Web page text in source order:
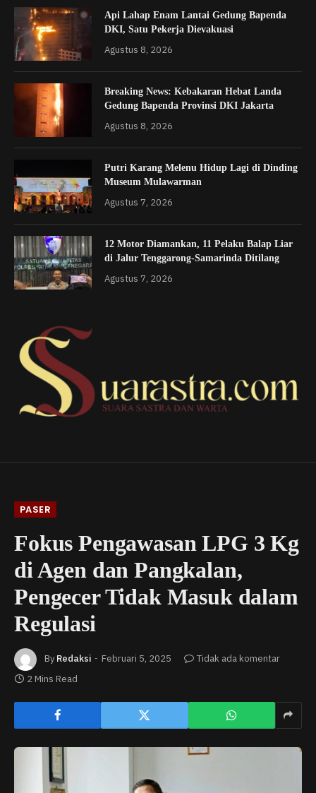
Api Lahap Enam Lantai Gedung Bapenda
DKI, Satu Pekerja Dievakuasi
Agustus 8, 2026
Breaking News: Kebakaran Hebat Landa
Gedung Bapenda Provinsi DKI Jakarta
Agustus 8, 2026
Putri Karang Melenu Hidup Lagi di Dinding
Museum Mulawarman
Agustus 7, 2026
12 Motor Diamankan, 11 Pelaku Balap Liar
di Jalur Tenggarong-Samarinda Ditilang
Agustus 7, 2026
PASER
Fokus Pengawasan LPG 3 Kg
di Agen dan Pangkalan,
Pengecer Tidak Masuk dalam
Regulasi
By Redaksi Februari 5, 2025
Tidak ada komentar
2 Mins Read